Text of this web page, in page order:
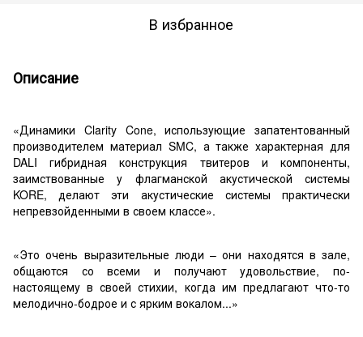
В избранное
Описание
«Динамики Clarity Cone, использующие запатентованный
производителем материал SMC, а также характерная для
DALI гибридная конструкция твитеров и компоненты,
заимствованные у флагманской акустической системы
KORE, делают эти акустические системы практически
непревзойденными в своем классе».
«Это очень выразительные люди – они находятся в зале,
общаются со всеми и получают удовольствие, по-
настоящему в своей стихии, когда им предлагают что-то
мелодично-бодрое и с ярким вокалом...»